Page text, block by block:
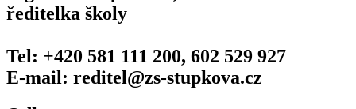
ředitelka školy
Tel: +420 581 111 200, 602 529 927
E-mail: reditel@zs-stupkova.cz